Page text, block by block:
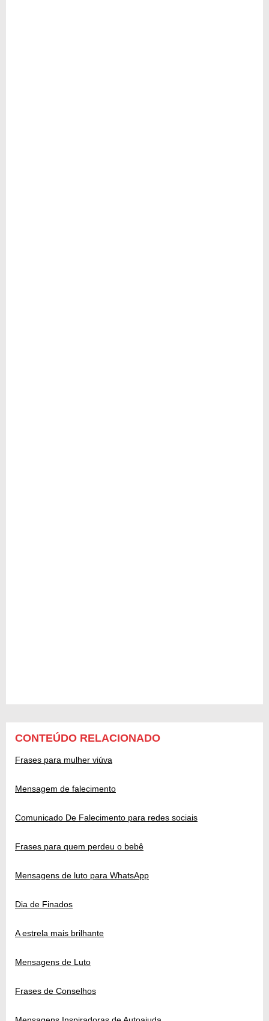
CONTEÚDO RELACIONADO
Frases para mulher viúva
Mensagem de falecimento
Comunicado De Falecimento para redes sociais
Frases para quem perdeu o bebê
Mensagens de luto para WhatsApp
Dia de Finados
A estrela mais brilhante
Mensagens de Luto
Frases de Conselhos